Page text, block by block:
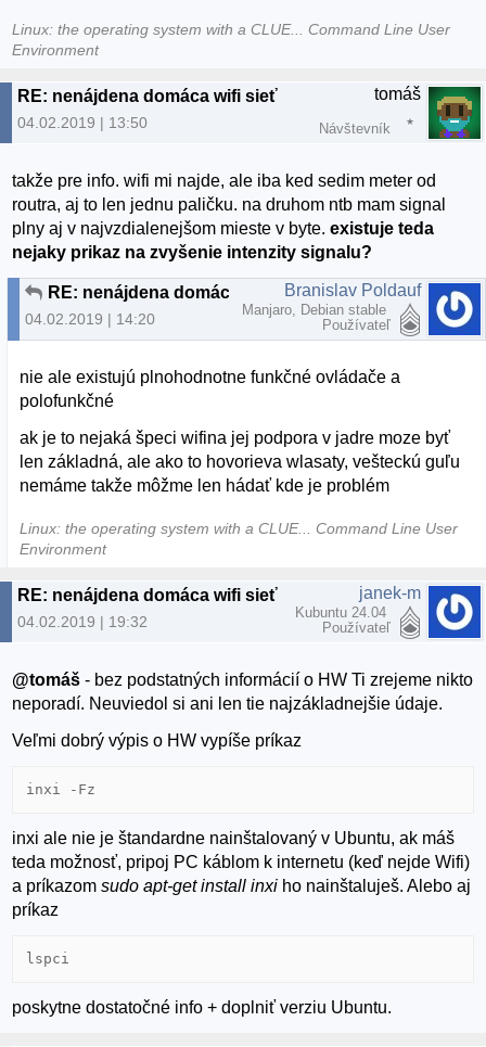
Linux: the operating system with a CLUE... Command Line User
Environment
RE: nenájdena domáca wifi sieť
04.02.2019 | 13:50
tomáš
Návštevník
takže pre info. wifi mi najde, ale iba ked sedim meter od
routra, aj to len jednu paličku. na druhom ntb mam signal
plny aj v najvzdialenejšom mieste v byte.existuje teda
nejaky prikaz na zvyšenie intenzity signalu?
RE: nenájdena domáca wifi sieť
04.02.2019 | 14:20
Branislav Poldauf
Manjaro, Debian stable
Používateľ
nie ale existujú plnohodnotne funkčné ovládače a
polofunkčné
ak je to nejaká špeci wifina jej podpora v jadre moze byť
len základná, ale ako to hovorieva wlasaty, vešteckú guľu
nemáme takže môžme len hádať kde je problém
Linux: the operating system with a CLUE... Command Line User
Environment
RE: nenájdena domáca wifi sieť
04.02.2019 | 19:32
janek-m
Kubuntu 24.04
Používateľ
@tomáš - bez podstatných informácií o HW Ti zrejeme nikto
neporadí. Neuviedol si ani len tie najzákladnejšie údaje.
Veľmi dobrý výpis o HW vypíše príkaz
inxi -Fz
inxi ale nie je štandardne nainštalovaný v Ubuntu, ak máš
teda možnosť, pripoj PC káblom k internetu (keď nejde Wifi)
a príkazomsudo apt-get install inxi ho nainštaluješ. Alebo aj
príkaz
lspci
poskytne dostatočné info + doplniť verziu Ubuntu.